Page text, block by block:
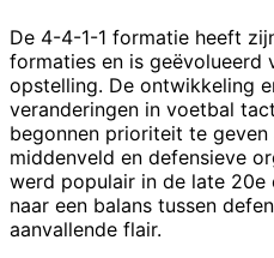
De 4-4-1-1 formatie heeft
formaties en is
opstelling. De ontwikkeling
veranderingen in voetbal
begonnen prioriteit te
middenveld en defensieve
werd populair in de late 20e
naar een balans tussen
aanvallende flair.